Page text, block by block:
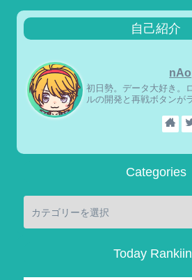
自己紹介
nAo
初日勢。データ大好き。
ルの開発と再戦ボタンが
Categories
Today